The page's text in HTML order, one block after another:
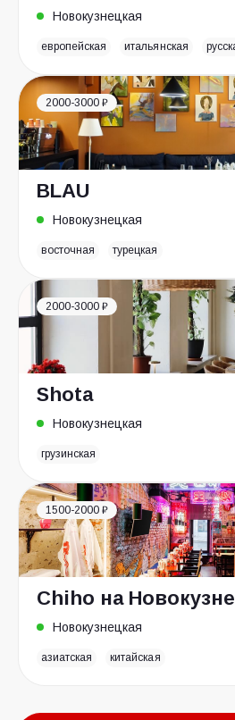
Новокузнецкая
европейская итальянская
2000-3000 ₽
BLAU
Новокузнецкая
восточная турецкая
2000-3000 ₽
Shota
Новокузнецкая
грузинская
1500-2000 ₽
Chiho на
Новокузнецкая
азиатская китайская